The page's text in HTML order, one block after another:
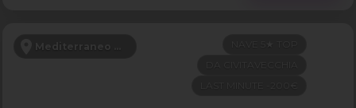
Mediterraneo Occidentale
NAVE 5★ TOP